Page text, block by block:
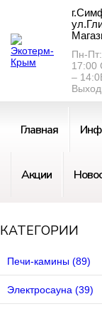
Пн-
17:00
–
Главная
Акции
КАТЕГОРИИ
Печи-камины (89)
Электросауна (39)